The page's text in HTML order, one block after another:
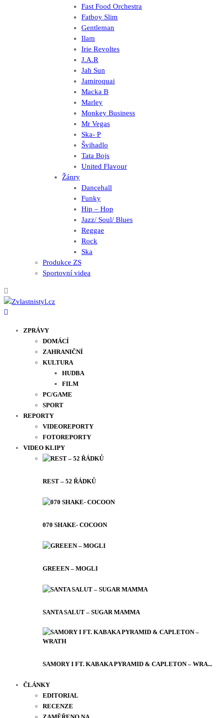
Fast Food Orchestra
Fatboy Slim
Gentleman
Ilam
Irie Revoltes
J.A.R
Jah Sun
Jamiroquai
Macka B
Marley
Monkey Business
Mr Vegas
Ska- P
Švihadlo
Tata Bojs
United Flavour
Žánry
Dancehall
Funky
Hip – Hop
Jazz/ Soul/ Blues
Reggae
Rock
Ska
Produkce ZS
Sportovní videa
ZPRÁVY
DOMÁCÍ
ZAHRANIČNÍ
KULTURA
HUDBA
FILM
PC/GAME
SPORT
REPORTY
VIDEOREPORTY
FOTOREPORTY
VIDEO KLIPY
REST – 52 ŘÁDKŮ
070 SHAKE- COCOON
GREEEN – MOGLI
SANTA SALUT – SUGAR MAMMA
SAMORY I FT. KABAKA PYRAMID & CAPLETON – WRA...
ČLÁNKY
EDITORIAL
RECENZE